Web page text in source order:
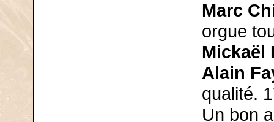
Marc
orgue
Mickaël
Alain
qualité.
Un bon